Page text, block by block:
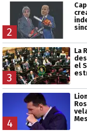
2
3
La
el
4